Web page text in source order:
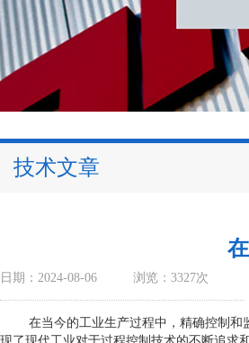
技术文章
日期：2024-08-06 浏览：3327次
在当今的工业生产过程中，精确控制和